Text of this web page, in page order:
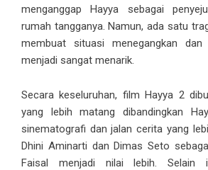
menganggap Hayya sebagai
rumah tangganya. Namun, ada satu
membuat situasi menegangkan
menjadi sangat menarik.
Secara keseluruhan, film Hayya 2
yang lebih matang dibandingkan
sinematografi dan jalan cerita yang
Dhini Aminarti dan Dimas Seto
Faisal menjadi nilai lebih.